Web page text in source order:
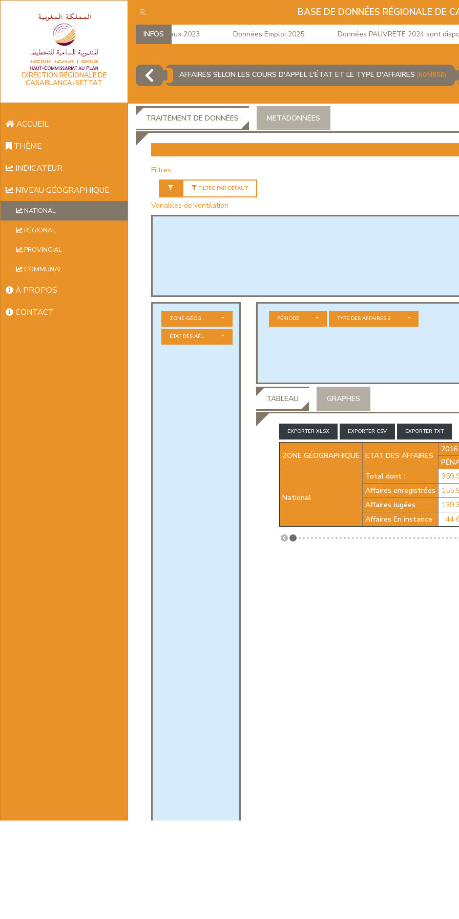
DIRECTION RÉGIONALE DE
CASABLANCA-SETTAT
ACCUEIL
THÈME
INDICATEUR
NIVEAU GÉOGRAPHIQUE
NATIONAL
RÉGIONAL
PROVINCIAL
COMMUNAL
À PROPOS
CONTACT
BASE DE DONNÉES RÉGIONALE DE
INFOS
Comptes régionaux 2023 Données Emploi 2025 Données PAUVRETE 2024 sont
AFFAIRES SELON LES COURS D'APPEL L'ÉTAT ET LE TYPE D'AFFAIRES (NOMBRE)
TRAITEMENT DE DONNÉES METADONNÉES
Filtres
FILTRE PAR DÉFAUT
Variables de ventilation
ZONE GÉOGRAPHIQUE
ETAT DES AFFAIRES
PÉRIODE TYPE DES AFFAIRES 2
TABLEAU GRAPHES
EXPORTER XLSX EXPORTER CSV EXPORTER TXT
ZONE GÉOGRAPHIQUE ETAT DES AFFAIRES
2016
National
Total dont : 359
Affaires enregistrées
155
Affaires Jugées
159
Affaires En instance
44